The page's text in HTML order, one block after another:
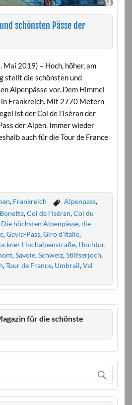
schönsten Pässe der
Mai 2019) – Hoch, höher, am
stellt die schönsten und
Alpenpässe vor. Dem Himmel
in Frankreich. Mit 2770 Metern
ist der Col de l’Iséran der
der Alpen. Immer wieder
auch für die Tour de France
, Frankreich Alpenpass,
,Col de l’Iséran,Col du
Die höchsten Alpenpässe,die
,Gavia-Pass,Giro d'Italie,
Hochalpenstraße, Hochtor,
,Savoie,Schweiz,Stilfserjoch,
,Tour de France, Umbrail,Val
für die schönste